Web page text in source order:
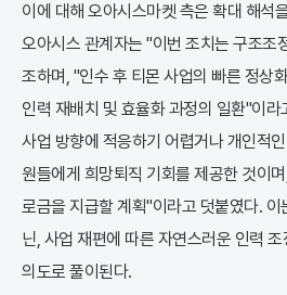
이에 대해 오아시스마켓 측은 확대 해석
오아시스 관계자는 "이번 조치는 구조조
조하며, "인수 후 티몬 사업의 빠른 정상
인력 재배치 및 효율화 과정의 일환"이
사업 방향에 적응하기 어렵거나 개인적
원들에게 희망퇴직 기회를 제공한 것이
로금을 지급할 계획"이라고 덧붙였다.
닌, 사업 재편에 따른 자연스러운 인력
의도로 풀이된다.